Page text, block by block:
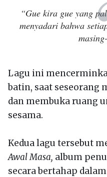
“Gue kira gue yang
menyadari bahwa
Lagu ini
batin, saat seseorang
dan membuka ruang
sesama.
Kedua lagu tersebut
Awal Masa, album
secara bertahap